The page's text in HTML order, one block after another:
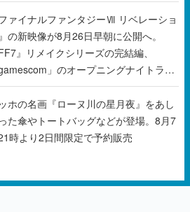
ファイナルファンタジーⅦ リベレーショ
の新映像が8月26日早朝に公開へ。
FF7』リメイクシリーズの完結編、
gamescom」のオープニングナイトライ
てディレクターの浜口直樹氏が登壇す
定
ホの名画『ローヌ川の星月夜』をあし
た傘やトートバッグなどが登場。8月7
時より2日間限定で予約販売